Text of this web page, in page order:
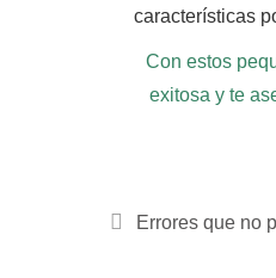
características
Con estos
exitosa y te
Errores que no